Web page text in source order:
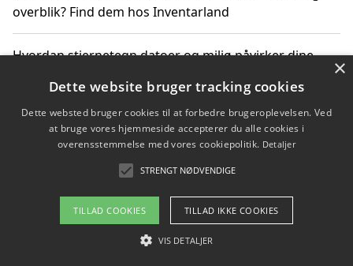
overblik? Find dem hos Inventarland
Hvordan stjernetegn datoer og miljø påvirker dine
Bæredygtige gadgets til en grønnere hverdag
Om / kontakt
Blog Betingelser
×
Dette website bruger tracking cookies
Dette websted bruger cookies til at forbedre brugeroplevelsen. Ved
at bruge vores hjemmeside accepterer du alle cookies i
overensstemmelse med vores cookiepolitik. Detaljer
STRENGT NØDVENDIGE
TILLAD COOKIES TILLAD IKKE COOKIES
VIS DETALJER